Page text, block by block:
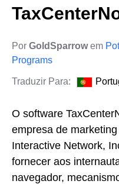
Por GoldSparrowem
Programs
Traduzir Para:
O software
empresa de
Interactive Network,
fornecer aos
navegador,